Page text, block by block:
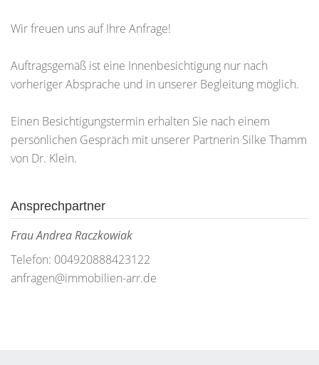
Wir freuen uns auf Ihre Anfrage!
Auftragsgemäß ist eine Innenbesichtigung nur nach
vorheriger Absprache und in unserer Begleitung möglich.
Einen Besichtigungstermin erhalten Sie nach einem
persönlichen Gespräch mit unserer Partnerin Silke Thamm
von Dr. Klein.
Ansprechpartner
Frau Andrea Raczkowiak
Telefon: 004920888423122
anfragen@immobilien-arr.de